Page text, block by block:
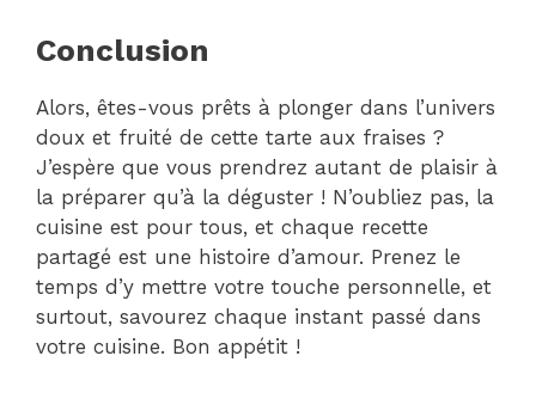
Conclusion
Alors, êtes-vous prêts à plonger dans l’univers
doux et fruité de cette tarte aux fraises ?
J’espère que vous prendrez autant de plaisir à
la préparer qu’à la déguster ! N’oubliez pas, la
cuisine est pour tous, et chaque recette
partagé est une histoire d’amour. Prenez le
temps d’y mettre votre touche personnelle, et
surtout, savourez chaque instant passé dans
votre cuisine. Bon appétit !